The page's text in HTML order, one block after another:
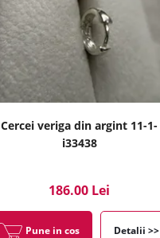
Cercei veriga din argint 11-1-
i33438
186.00 Lei
Pune in cos Detalii >>